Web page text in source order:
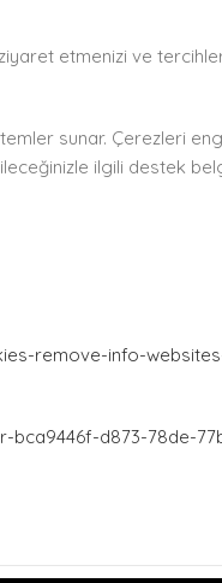
etmenizi ve
sunar. Çerezleri
ilgili destek
remove-info-
d873-78de-